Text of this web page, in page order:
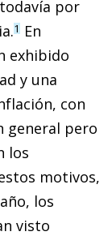
por
1 En
exhibido
y una
con
general pero
los
motivos,
los
visto